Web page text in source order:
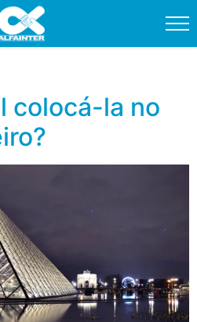
SOMOS
ÚTEIS
CONOSCO
colocá-la no